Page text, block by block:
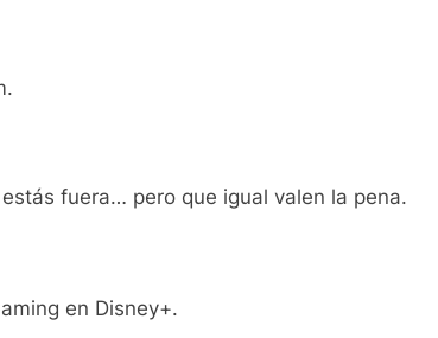
fuera… pero que igual valen la pena.
en Disney+.